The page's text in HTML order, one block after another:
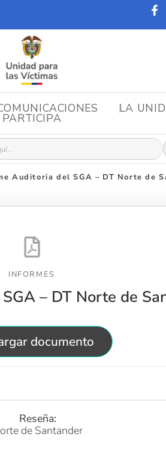
LA
PARTICIPA
Auditoria del SGA – DT Norte de
INFORMES
– DT Norte de
documento
Reseña:
de Santander